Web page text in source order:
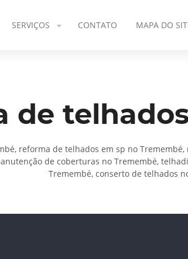
SERVIÇOS CONTATO MAPA DO
de
reforma de telhados em sp no
de coberturas no Tremembé,
Tremembé, conserto de telhados